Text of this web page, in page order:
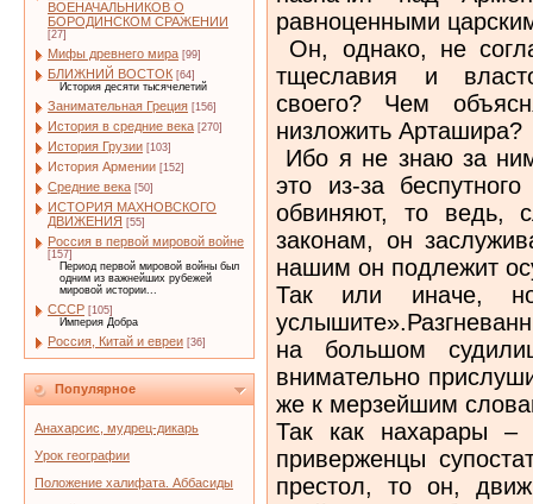
ВОЕНАЧАЛЬНИКОВ О
БОРОДИНСКОМ СРАЖЕНИИ
[27]
Мифы древнего мира [99]
БЛИЖНИЙ ВОСТОК [64]
История десяти тысячелетий
Занимательная Греция [156]
История в средние века [270]
История Грузии [103]
История Армении [152]
Средние века [50]
ИСТОРИЯ МАХНОВСКОГО
ДВИЖЕНИЯ [55]
Россия в первой мировой войне
[157]
Период первой мировой войны был
одним из важнейших рубежей
мировой истории...
СССР [105]
Империя Добра
Россия, Китай и евреи [36]
Популярное
Анахарсис, мудрец-дикарь
Урок географии
Положение халифата. Аббасиды
равноценными
Он, однако, не
тщеславия и
своего? Чем
низложить Арташира?
Ибо я не знаю за
это из-за
обвиняют, то ведь,
законам, он
нашим он подлежит
Так или иначе,
на большом
внимательно
же к мерзейшим
Так как нахарары –
приверженцы
престол, то он,